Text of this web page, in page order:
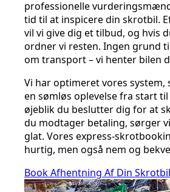
professionelle
tid til at inspicere din skrotbil.
vil vi give dig et tilbud, og hvis
ordner vi resten. Ingen grund
om transport – vi henter bilen
Vi har optimeret vores system,
en sømløs oplevelse fra start
øjeblik du beslutter dig for at
du modtager betaling, sørger
glat. Vores express-
hurtig, men også nem og
Book Afhentning Af Din Skrotbil